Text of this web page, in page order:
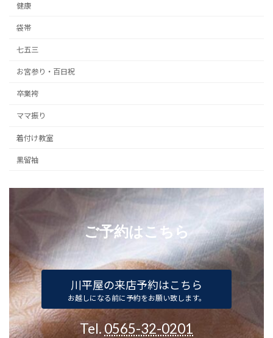
健康
袋帯
七五三
お宮参り・百日祝
卒業袴
ママ振り
着付け教室
黒留袖
ご予約はこちら
川平屋の来店予約はこちら
お越しになる前に予約をお願い致します。
Tel. 0565-32-0201